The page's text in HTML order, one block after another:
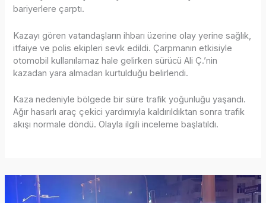
bariyerlere çarptı.
Kazayı gören vatandaşların ihbarı üzerine olay yerine sağlık,
itfaiye ve polis ekipleri sevk edildi. Çarpmanın etkisiyle
otomobil kullanılamaz hale gelirken sürücü Ali Ç.’nin
kazadan yara almadan kurtulduğu belirlendi.
Kaza nedeniyle bölgede bir süre trafik yoğunluğu yaşandı.
Ağır hasarlı araç çekici yardımıyla kaldırıldıktan sonra trafik
akışı normale döndü. Olayla ilgili inceleme başlatıldı.